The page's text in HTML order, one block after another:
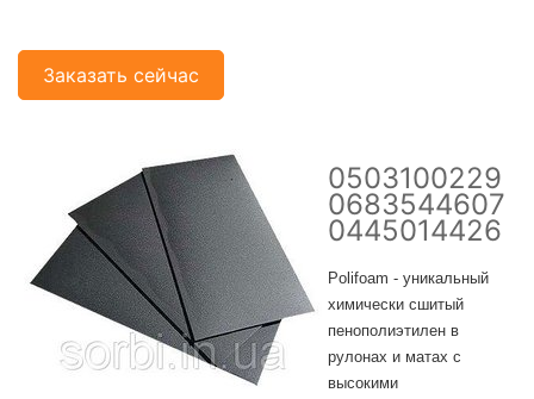
Заказать сейчас
0503100229
0683544607
0445014426
Polifoam - уникальный
химически сшитый
пенополиэтилен в
рулонах и матах с
высокими